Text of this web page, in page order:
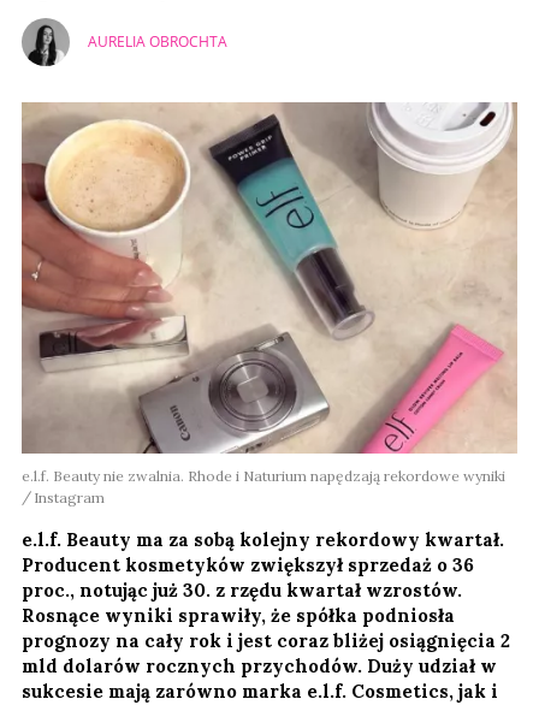
AURELIA OBROCHTA
e.l.f. Beauty nie zwalnia. Rhode i Naturium napędzają rekordowe wyniki
Instagram
e.l.f. Beauty ma za sobą kolejny rekordowy kwartał.
Producent kosmetyków zwiększył sprzedaż o 36
proc., notując już 30. z rzędu kwartał wzrostów.
Rosnące wyniki sprawiły, że spółka podniosła
prognozy na cały rok i jest coraz bliżej osiągnięcia 2
mld dolarów rocznych przychodów. Duży udział w
sukcesie mają zarówno marka e.l.f. Cosmetics, jak i